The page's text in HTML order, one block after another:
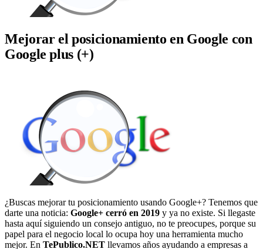
Mejorar el posicionamiento en Google con
Google plus (+)
¿Buscas mejorar tu posicionamiento usando Google+? Tenemos que
darte una noticia: Google+ cerró en 2019 y ya no existe. Si llegaste
hasta aquí siguiendo un consejo antiguo, no te preocupes, porque su
papel para el negocio local lo ocupa hoy una herramienta mucho
mejor. En TePublico.NET llevamos años ayudando a empresas a